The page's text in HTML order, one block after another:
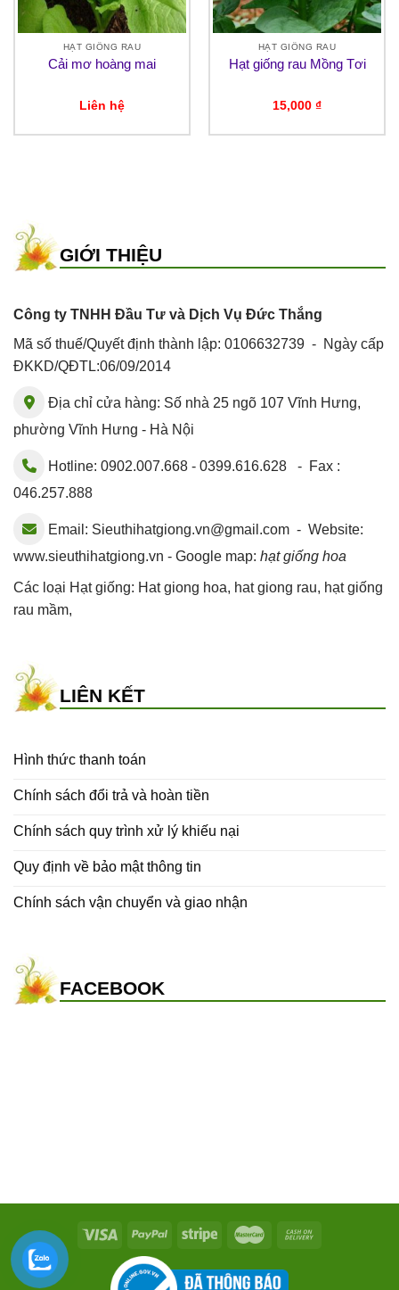
HẠT GIỐNG RAU
Cải mơ hoàng mai
Liên hệ
HẠT GIỐNG RAU
Hạt giống rau Mồng Tơi
15,000 ₫
GIỚI THIỆU
Công ty TNHH Đầu Tư và Dịch Vụ Đức Thắng
Mã số thuế/Quyết định thành lập: 0106632739 - Ngày cấp
ĐKKD/QĐTL:06/09/2014
Địa chỉ cửa hàng: Số nhà 25 ngõ 107 Vĩnh Hưng,
phường Vĩnh Hưng - Hà Nội
Hotline: 0902.007.668 - 0399.616.628 - Fax :
046.257.888
Email: Sieuthihatgiong.vn@gmail.com - Website:
www.sieuthihatgiong.vn - Google map: hạt giống hoa
Các loại Hạt giống: Hat giong hoa, hat giong rau, hạt giống
rau mầm,
LIÊN KẾT
Hình thức thanh toán
Chính sách đổi trả và hoàn tiền
Chính sách quy trình xử lý khiếu nại
Quy định về bảo mật thông tin
Chính sách vận chuyển và giao nhận
FACEBOOK